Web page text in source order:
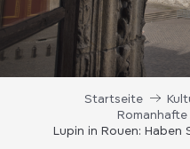
Startseite
Lupin in Rouen: Haben